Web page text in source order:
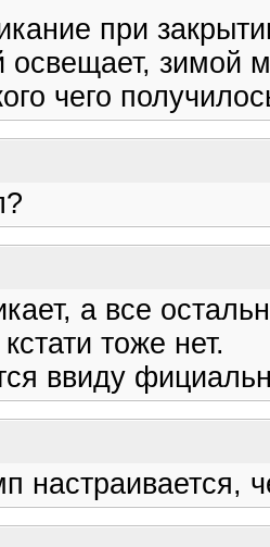
при
освещает, зимой
чего
а все
тоже нет.
ввиду
настраивается,